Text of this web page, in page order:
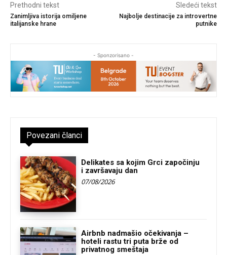
Prethodni tekst
Zanimljiva istorija omiljene
italijanske hrane
Sledeći tekst
Najbolje destinacije za introvertne
putnike
- Sponzorisano -
Povezani članci
Delikates sa kojim Grci započinju
i završavaju dan
07/08/2026
Airbnb nadmašio očekivanja –
hoteli rastu tri puta brže od
privatnog smeštaja